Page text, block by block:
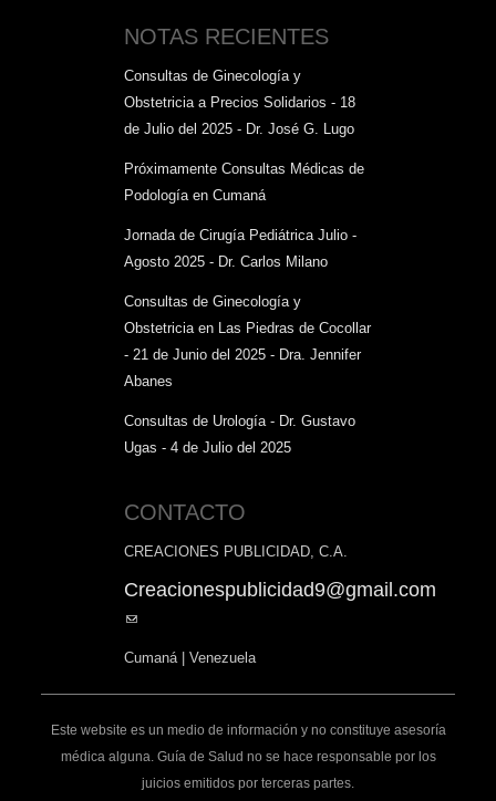
NOTAS RECIENTES
Consultas de Ginecología y
Obstetricia a Precios Solidarios - 18
de Julio del 2025 - Dr. José G. Lugo
Próximamente Consultas Médicas de
Podología en Cumaná
Jornada de Cirugía Pediátrica Julio -
Agosto 2025 - Dr. Carlos Milano
Consultas de Ginecología y
Obstetricia en Las Piedras de Cocollar
- 21 de Junio del 2025 - Dra. Jennifer
Abanes
Consultas de Urología - Dr. Gustavo
Ugas - 4 de Julio del 2025
CONTACTO
CREACIONES PUBLICIDAD, C.A.
Creacionespublicidad9@gmail.com
(link
mail)
Cumaná | Venezuela
Este website es un medio de información y no constituye asesoría
médica alguna. Guía de Salud no se hace responsable por los
juicios emitidos por terceras partes.